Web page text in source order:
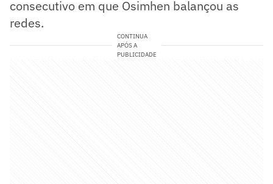
consecutivo em que Osimhen balançou as
redes.
CONTINUA
APÓS A
PUBLICIDADE